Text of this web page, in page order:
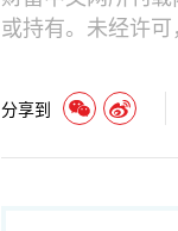
或持有。未经许可
分享到